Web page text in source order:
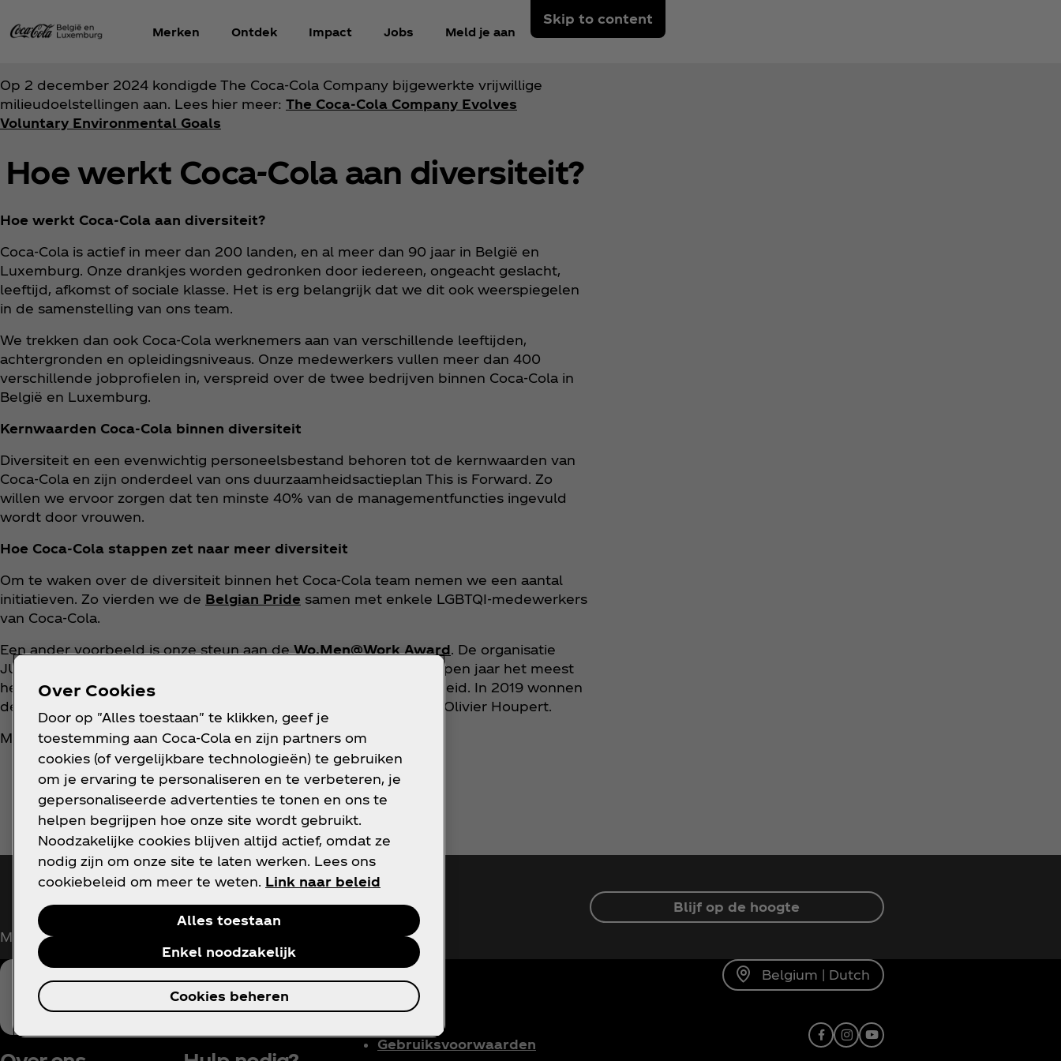
Skip to content
Merken Ontdek Impact Jobs Meld je aan
Op 2 december 2024 kondigde The Coca‑Cola Company bijgewerkte vrijwillige
milieudoelstellingen aan. Lees hier meer: The Coca‑Cola Company Evolves
Voluntary Environmental Goals
Hoe werkt Coca‑Cola aan diversiteit?
Hoe werkt Coca‑Cola aan diversiteit?
Coca‑Cola is actief in meer dan 200 landen, en al meer dan 90 jaar in België en
Luxemburg. Onze drankjes worden gedronken door iedereen, ongeacht geslacht,
leeftijd, afkomst of sociale klasse. Het is erg belangrijk dat we dit ook weerspiegelen
in de samenstelling van ons team.
We trekken dan ook Coca‑Cola werknemers aan van verschillende leeftijden,
achtergronden en opleidingsniveaus. Onze medewerkers vullen meer dan 400
verschillende jobprofielen in, verspreid over de twee bedrijven binnen Coca‑Cola in
België en Luxemburg.
Kernwaarden Coca‑Cola binnen diversiteit
Diversiteit en een evenwichtig personeelsbestand behoren tot de kernwaarden van
Coca‑Cola en zijn onderdeel van ons duurzaamheidsactieplan This is Forward. Zo
willen we ervoor zorgen dat ten minste 40% van de managementfuncties ingevuld
wordt door vrouwen.
Hoe Coca‑Cola stappen zet naar meer diversiteit
Om te waken over de diversiteit binnen het Coca‑Cola team nemen we een aantal
initiatieven. Zo vierden we de Belgian Pride samen met enkele LGBTQI-medewerkers
van Coca‑Cola.
Een ander voorbeeld is onze steun aan de Wo.Men@Work Award. De organisatie
JUMP reikt deze jaarlijkse prijs uit aan de CEO die zich het afgelopen jaar het meest
heeft onderscheiden in het bevorderen van professionele gelijkheid. In 2019 wonnen
de leidinggevenden van P&G Caroline Thomaes, Patrizio Ricci en Olivier Houpert.
Meer over Coca‑Cola en diversiteit lees je indit artikel
Houd mij op de hoogte
Meld je nu aan voor exclusieve toegang!
Blijf op de hoogte
Belgium | Dutch
Gebruiksvoorwaarden Facebook
Instagram
Youtube
Over Cookies
Door op "Alles toestaan" te klikken, geef je
toestemming aan Coca‑Cola en zijn partners om
cookies (of vergelijkbare technologieën) te gebruiken
om je ervaring te personaliseren en te verbeteren, je
gepersonaliseerde advertenties te tonen en ons te
helpen begrijpen hoe onze site wordt gebruikt.
Noodzakelijke cookies blijven altijd actief, omdat ze
nodig zijn om onze site te laten werken. Lees ons
cookiebeleid om meer te weten. Link naar beleid
Alles toestaan
Enkel noodzakelijk
Cookies beheren